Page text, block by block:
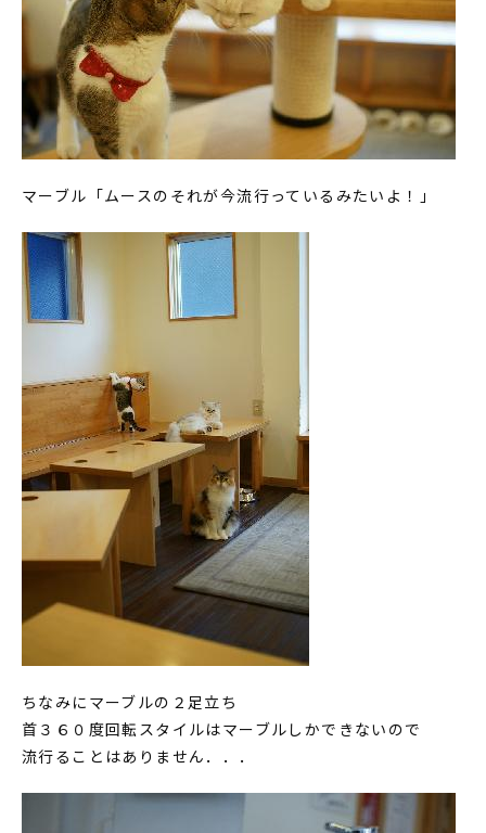
マーブル「ムースのそれが今流行っているみたいよ！」
ちなみにマーブルの２足立ち
首３６０度回転スタイルはマーブルしかできないので
流行ることはありません．．．